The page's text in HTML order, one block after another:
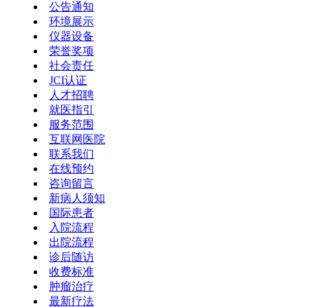
公告通知
环境展示
仪器设备
荣誉奖项
社会责任
JCI认证
人才招聘
就医指引
服务范围
互联网医院
联系我们
在线预约
咨询留言
新病人须知
国际患者
入院流程
出院流程
诊后随访
收费标准
肿瘤治疗
最新疗法